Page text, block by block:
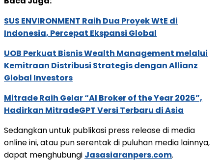
SUS ENVIRONMENT Raih Dua Proyek WtE di
Indonesia, Percepat Ekspansi Global
UOB Perkuat Bisnis Wealth Management melalui
Kemitraan Distribusi Strategis dengan Allianz
Global Investors
Mitrade Raih Gelar “AI Broker of the Year 2026”,
Hadirkan MitradeGPT Versi Terbaru di Asia
Sedangkan untuk publikasi press release di media
online ini, atau pun serentak di puluhan media lainnya,
dapat menghubungi Jasasiaranpers.com.